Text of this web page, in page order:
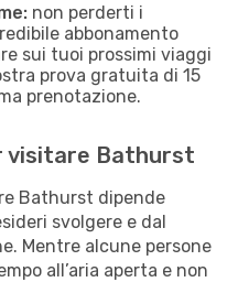
non perderti i
abbonamento
sui tuoi prossimi viaggi
prova gratuita di 15
prenotazione.
visitare Bathurst
Bathurst dipende
svolgere e dal
Mentre alcune persone
all’aria aperta e non